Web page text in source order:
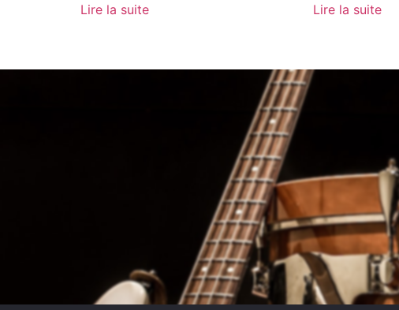
Lire la suite Lire la suite